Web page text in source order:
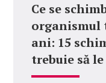
Ce se
organismul
ani: 15
trebuie să